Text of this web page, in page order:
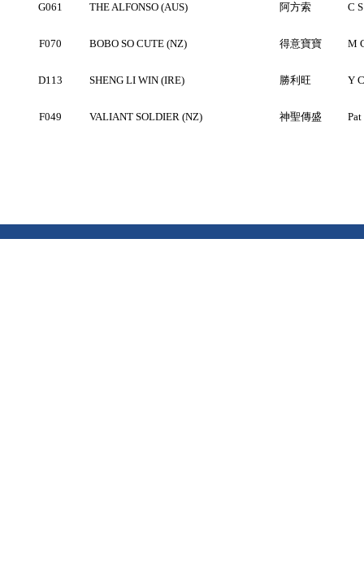
G061 THE ALFONSO (AUS) 阿方索 C
F070 BOBO SO CUTE (NZ) 得意寶寶 M
D113 SHENG LI WIN (IRE) 勝利旺 Y
F049 VALIANT SOLDIER (NZ) 神聖傳盛 Pat